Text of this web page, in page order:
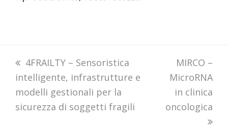
previous
post:
4FRAILTY – Sensoristica
intelligente, infrastrutture e
modelli gestionali per la
sicurezza di soggetti fragili
next
post:
MIRCO –
MicroRNA
in clinica
oncologica